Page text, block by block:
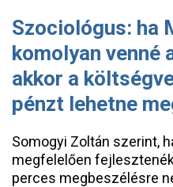
Szociológus: ha
komolyan venné
akkor a
pénzt lehetne
Somogyi Zoltán szerint,
megfelelően
perces megbeszélésre